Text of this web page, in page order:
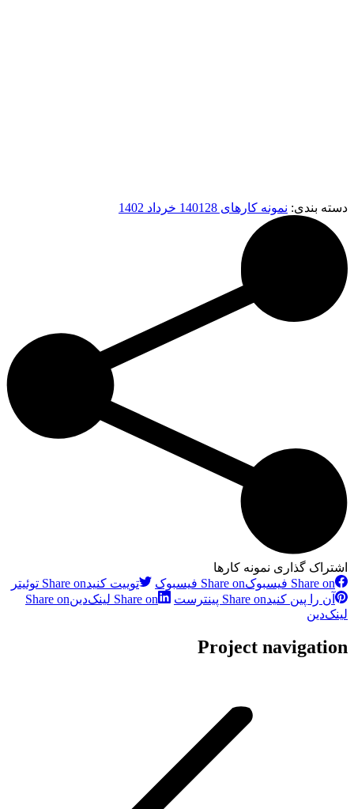
دسته بندی: نمونه کارهای 1401 28 خرداد 1402
اشتراک گذاری نمونه کارها
Share on فیسبوک
Share on فیسبوک توییت کنیدShare on توئیتر
آن را پین کنیدShare on پینترست Share on لینک‌دین
Share on
لینک‌دین
Project navigation